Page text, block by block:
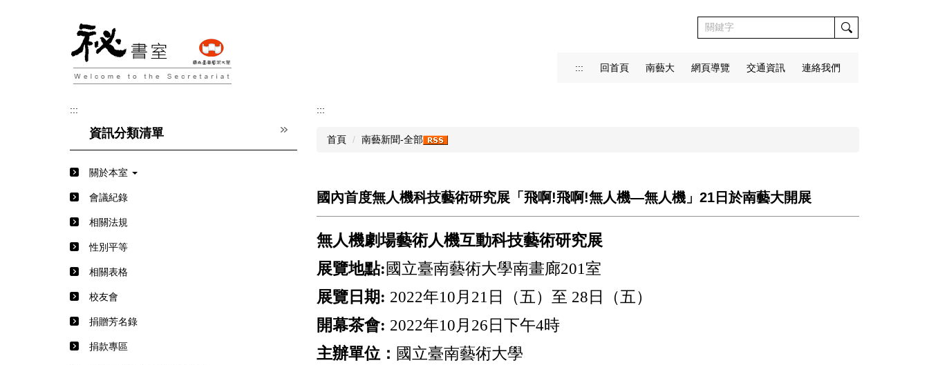
::: 回首頁 南藝大 網頁導覽 交通資訊 連絡我們
:::
資訊分類清單
關於本室
會議紀錄
相關法規
性別平等
相關表格
校友會
捐贈芳名錄
捐款專區
:::
首頁 南藝新聞-全部
國內首度無人機科技藝術研究展「飛啊!飛啊!無人機—無人機」21日於南藝大開展
無人機劇場藝術人機互動科技藝術研究展
展覽地點: 國立臺南藝術大學南畫廊201室
展覽日期: 2022年10月21日（五）至 28日（五）
開幕茶會: 2022年10月26日下午4時
主辦單位： 國立臺南藝術大學